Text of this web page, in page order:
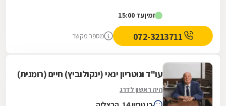
ממליצה בחום ! אין כמוה :)
זמיןעד 15:00
מספר מקשר
עו"ד ונוטריון ינאי (ינקולוביץ) חיים (רומנית)
היה ראשון לדרג